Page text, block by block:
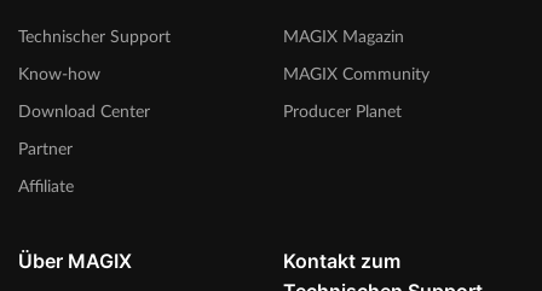
Technischer Support
Know-how
Download Center
Partner
Affiliate
MAGIX Magazin
MAGIX Community
Producer Planet
Über MAGIX
Kontakt zum